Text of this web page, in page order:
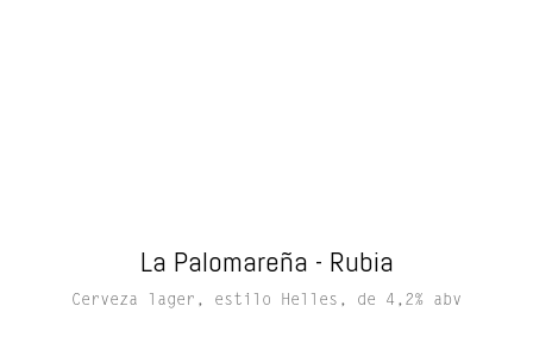
La Palomareña - Rubia
Cerveza lager, estilo Helles, de 4,2% abv